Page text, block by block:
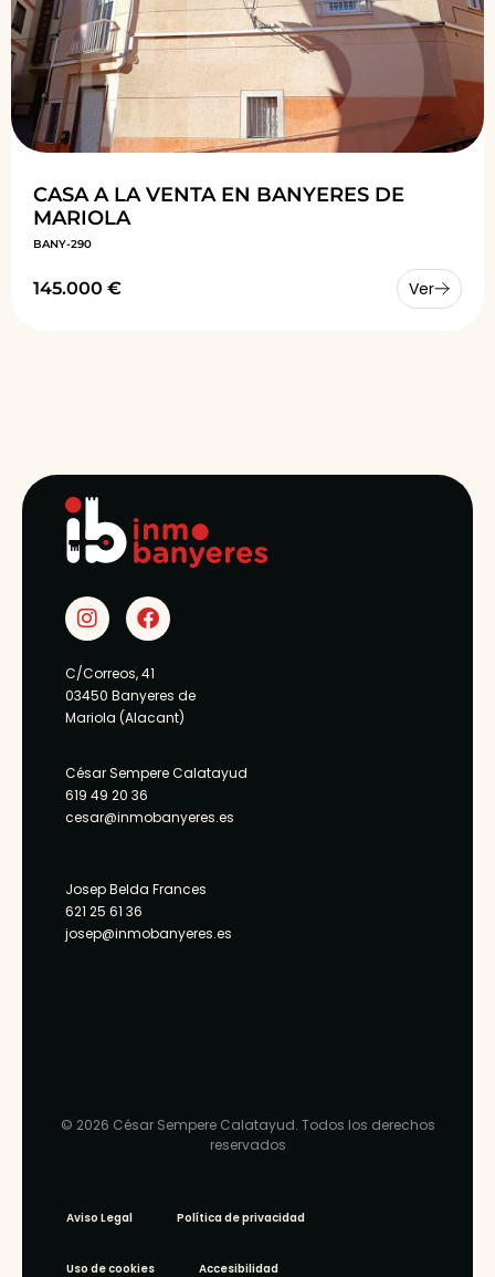
CASA A LA VENTA EN BANYERES DE
MARIOLA
BANY-290
145.000 € Ver
C/Correos, 41
03450 Banyeres de
Mariola (Alacant)
César Sempere Calatayud
619 49 20 36
cesar@inmobanyeres.es
Josep Belda Frances
621 25 61 36
josep@inmobanyeres.es
© 2026 César Sempere Calatayud. Todos los derechos
reservados
Aviso Legal Política de privacidad
Uso de cookies Accesibilidad